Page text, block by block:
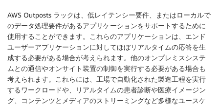
AWS Outposts ラックは、低レイテンシー要件、またはローカルで
のデータ処理要件があるアプリケーションをサポートするために
使用することができます。これらのアプリケーションは、エンド
ユーザーアプリケーションに対してほぼリアルタイムの応答を生
成する必要がある場合が考えられます。他のオンプレミスシステ
ムとの通信やオンサイト装置の制御を実行する必要がある場合も
考えられます。これらには、工場で自動化された製造工程を実行
するワークロードや、リアルタイムの患者診断や医療イメージン
グ、コンテンツとメディアのストリーミングなど多様なユースケ